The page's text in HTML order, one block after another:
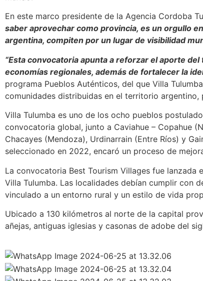
En este marco presidente de la Agencia Cordoba
saber aprovechar como provincia, es un orgullo
argentina, compiten por un lugar de visibilidad
“Esta convocatoria apunta a reforzar el aporte
economías regionales, además de fortalecer la
programa Pueblos Auténticos, del que Villa
comunidades distribuidas en el territorio
Villa Tulumba es uno de los ocho pueblos
convocatoria global, junto a Caviahue – Copahue
Chacayes (Mendoza), Urdinarrain (Entre Ríos) y
seleccionado en 2022, encaró un proceso de
La convocatoria Best Tourism Villages fue
Villa Tulumba. Las localidades debían cumplir con
vinculado a un entorno rural y un estilo de vida
Ubicado a 130 kilómetros al norte de la capital
añejas, antiguas iglesias y casonas de adobe del